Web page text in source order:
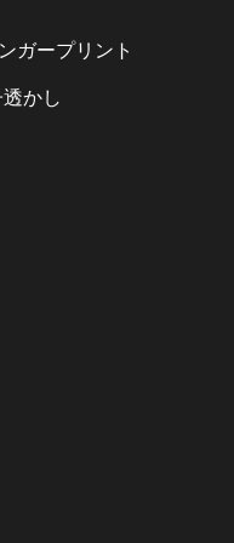
ガープリント
かし